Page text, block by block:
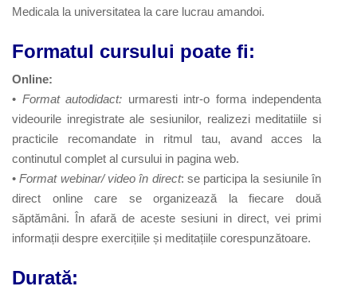
Medicala la universitatea la care lucrau amandoi.
Formatul cursului poate fi:
Online:
• Format autodidact: urmaresti intr-o forma independenta
videourile inregistrate ale sesiunilor, realizezi meditatiile si
practicile recomandate in ritmul tau, avand acces la
continutul complet al cursului in pagina web.
•Format webinar/ video în direct: se participa la sesiunile în
direct online care se organizează la fiecare două
săptămâni. În afară de aceste sesiuni in direct, vei primi
informații despre exercițiile și meditațiile corespunzătoare.
Durată: